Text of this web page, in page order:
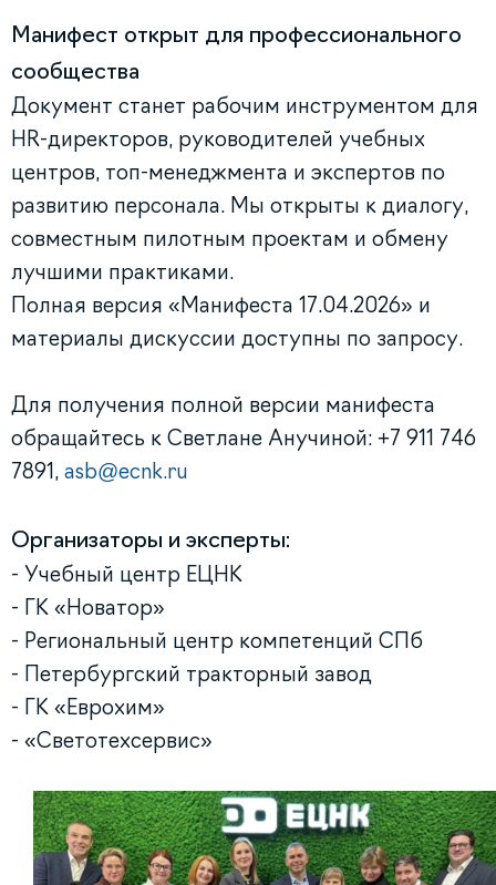
Манифест открыт для профессионального
сообщества
Документ станет рабочим инструментом для
HR-директоров, руководителей учебных
центров, топ-менеджмента и экспертов по
развитию персонала. Мы открыты к диалогу,
совместным пилотным проектам и обмену
лучшими практиками.
Полная версия «Манифеста 17.04.2026» и
материалы дискуссии доступны по запросу.
Для получения полной версии манифеста
обращайтесь к Светлане Анучиной: +7 911 746
7891, asb@ecnk.ru
Организаторы и эксперты:
- Учебный центр ЕЦНК
- ГК «Новатор»
- Региональный центр компетенций СПб
- Петербургский тракторный завод
- ГК «Еврохим»
- «Светотехсервис»